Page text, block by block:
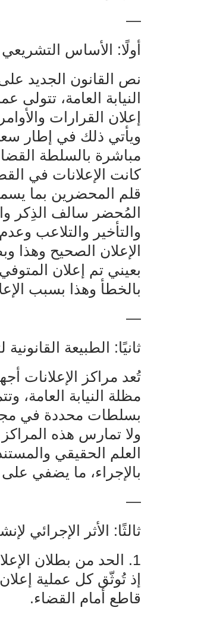
—
أولًا: الأساس التشريعي
نص القانون الجديد
النيابة العامة، تتولى
إعلان القرارات
ويأتي ذلك في إطار
مباشرة بالسلطة
كانت الإعلانات في
قلم المحضرين بما
المُحضر سالف الذِكر
والتأخير والتلاعب وعدم‌‌
الإعلان الصحيح وهذا
بعيني تم إعلان المتوفي‌‌
بالخطأ وهذا بسبب
—
ثانيًا: الطبيعة القانونية
تُعد مراكز الإعلانات
مظلة النيابة العامة،
بسلطات محددة في
ولا تمارس هذه
العلم الحقيقي
بالإجراء، ما يضفي
—
ثالثًا: الأثر الإجرائي
1‌‌. الحد من بطلان الإعلانات:
إذ تُوثّق كل عملية
قاطع أمام القضاء.